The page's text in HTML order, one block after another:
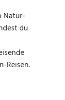
Natur-
du
Reisen.